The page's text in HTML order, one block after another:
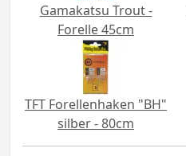
Gamakatsu Trout -
Forelle 45cm
TFT Forellenhaken "BH"
silber - 80cm